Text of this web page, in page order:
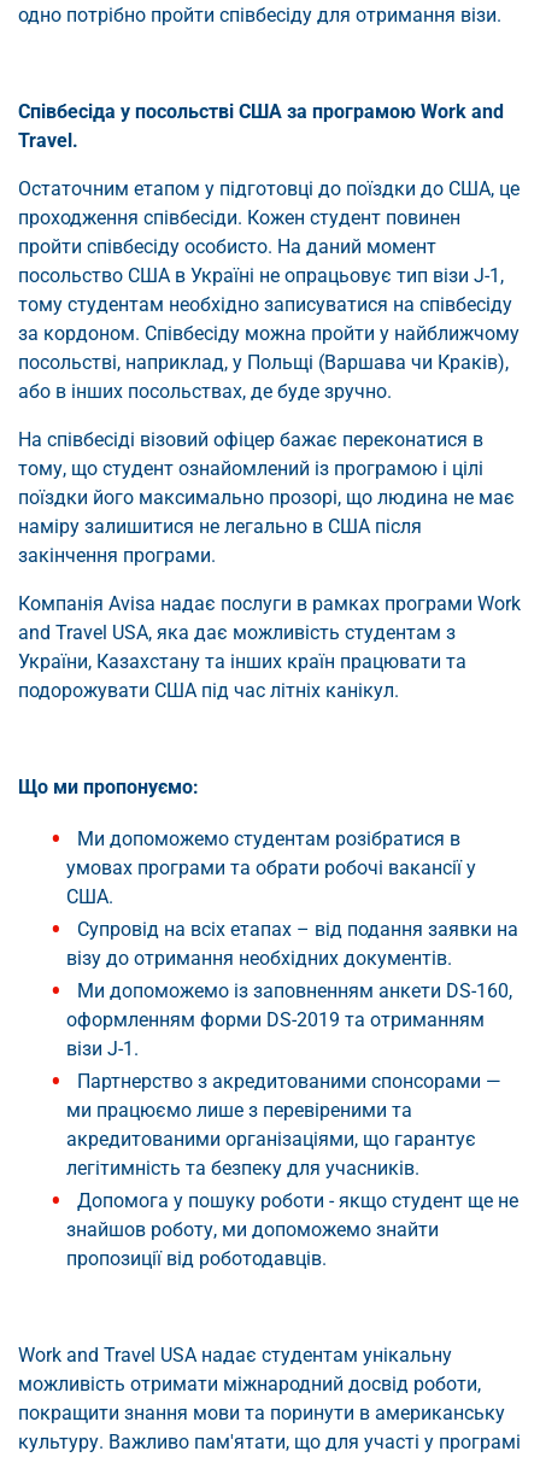
одно потрібно пройти співбесіду для отримання візи.
Співбесіда у посольстві США за програмою Work and
Travel.
Остаточним етапом у підготовці до поїздки до США, це
проходження співбесіди. Кожен студент повинен
пройти співбесіду особисто. На даний момент
посольство США в Україні не опрацьовує тип візи J-1,
тому студентам необхідно записуватися на співбесіду
за кордоном. Співбесіду можна пройти у найближчому
посольстві, наприклад, у Польщі (Варшава чи Краків),
або в інших посольствах, де буде зручно.
На співбесіді візовий офіцер бажає переконатися в
тому, що студент ознайомлений із програмою і цілі
поїздки його максимально прозорі, що людина не має
наміру залишитися не легально в США після
закінчення програми.
Компанія Avisa надає послуги в рамках програми Work
and Travel USA, яка дає можливість студентам з
України, Казахстану та інших країн працювати та
подорожувати США під час літніх канікул.
Що ми пропонуємо:
Ми допоможемо студентам розібратися в
умовах програми та обрати робочі вакансії у
США.
Супровід на всіх етапах – від подання заявки на
візу до отримання необхідних документів.
Ми допоможемо із заповненням анкети DS-160,
оформленням форми DS-2019 та отриманням
візи J-1.
Партнерство з акредитованими спонсорами —
ми працюємо лише з перевіреними та
акредитованими організаціями, що гарантує
легітимність та безпеку для учасників.
Допомога у пошуку роботи - якщо студент ще не
знайшов роботу, ми допоможемо знайти
пропозиції від роботодавців.
Work and Travel USA надає студентам унікальну
можливість отримати міжнародний досвід роботи,
покращити знання мови та поринути в американську
культуру. Важливо пам'ятати, що для участі у програмі